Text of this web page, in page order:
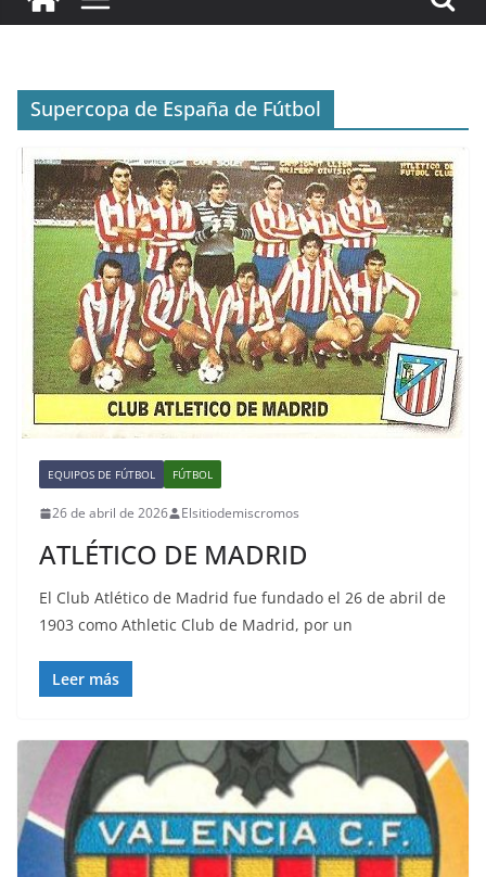
Supercopa de España de Fútbol
EQUIPOS DE FÚTBOL FÚTBOL
26 de abril de 2026 Elsitiodemiscromos
ATLÉTICO DE MADRID
El Club Atlético de Madrid fue fundado el 26 de abril de
1903 como Athletic Club de Madrid, por un
Leer más